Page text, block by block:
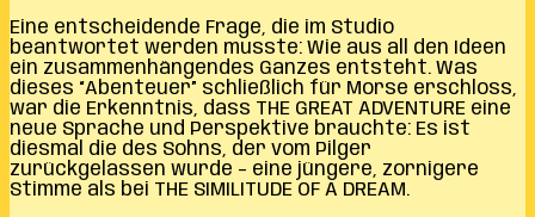
Eine entscheidende Frage, die im Studio
beantwortet werden musste: Wie aus all den Ideen
ein zusammenhängendes Ganzes entsteht. Was
dieses “Abenteuer” schließlich für Morse erschloss,
war die Erkenntnis, dass THE GREAT ADVENTURE eine
neue Sprache und Perspektive brauchte: Es ist
diesmal die des Sohns, der vom Pilger
zurückgelassen wurde – eine jüngere, zornigere
Stimme als bei THE SIMILITUDE OF A DREAM.